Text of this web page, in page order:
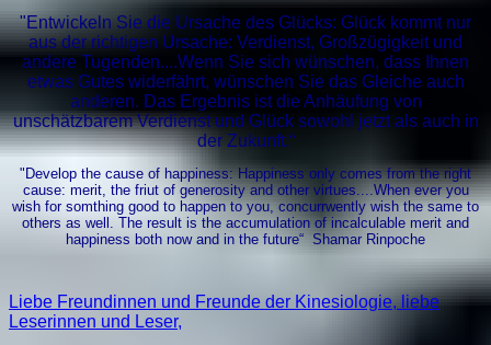
"Entwickeln Sie die Ursache des Glücks: Glück kommt nur
aus der richtigen Ursache: Verdienst, Großzügigkeit und
andere Tugenden....Wenn Sie sich wünschen, dass Ihnen
etwas Gutes widerfährt, wünschen Sie das Gleiche auch
anderen. Das Ergebnis ist die Anhäufung von
unschätzbarem Verdienst und Glück sowohl jetzt als auch in
der Zukunft.“
" Develop the cause of happiness: Happiness only comes from the right
cause: merit, the friut of generosity and other virtues....When ever you
wish for somthing good to happen to you, concurrwently wish the same to
others as well. The result is the accumulation of incalculable merit and
happiness both now and in the future“ Shamar Rinpoche
Liebe Freundinnen und Freunde der Kinesiologie, liebe
Leserinnen und Leser,